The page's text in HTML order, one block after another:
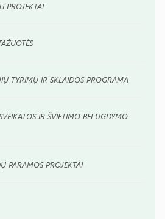
PROJEKTAI
TYRIMŲ IR SKLAIDOS PROGRAMA
IR ŠVIETIMO BEI UGDYMO
PARAMOS PROJEKTAI